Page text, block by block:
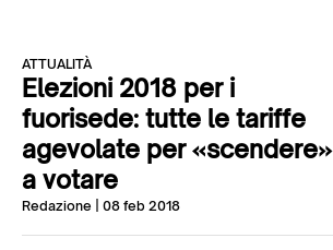
ATTUALITÀ
Elezioni 2018 per i
fuorisede: tutte le tariffe
agevolate per «scendere»
a votare
Redazione | 08 feb 2018